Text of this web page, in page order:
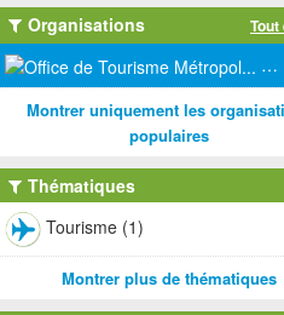
Organisations
Montrer uniquement les
populaires
Thématiques
Tourisme (1)
Montrer plus de thématiques